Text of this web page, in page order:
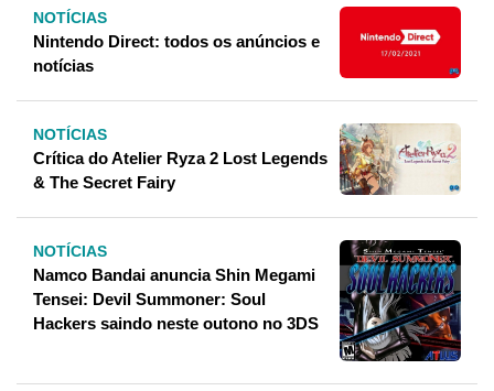
NOTÍCIAS
Nintendo Direct: todos os anúncios e
notícias
NOTÍCIAS
Crítica do Atelier Ryza 2 Lost Legends
& The Secret Fairy
NOTÍCIAS
Namco Bandai anuncia Shin Megami
Tensei: Devil Summoner: Soul
Hackers saindo neste outono no 3DS